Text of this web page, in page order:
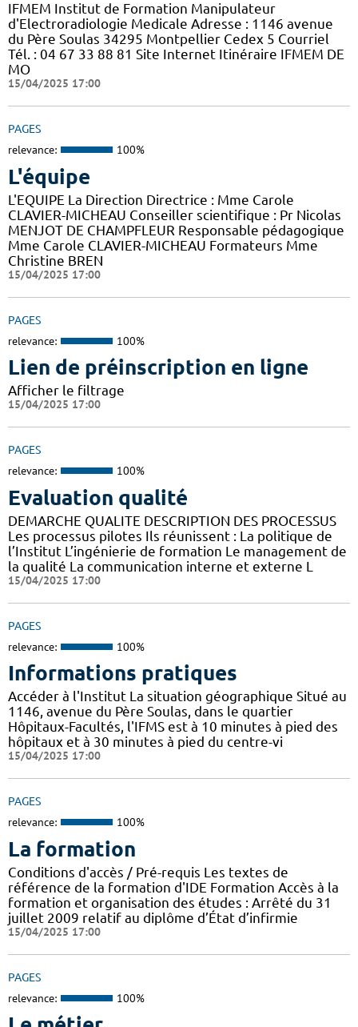
IFMEM Institut de Formation Manipulateur
d'Electroradiologie Medicale Adresse : 1146 avenue
du Père Soulas 34295 Montpellier Cedex 5 Courriel
Tél. : 04 67 33 88 81 Site Internet Itinéraire IFMEM DE
MO
15/04/2025 17:00
PAGES
relevance: 100%
L'équipe
L'EQUIPE La Direction Directrice : Mme Carole
CLAVIER-MICHEAU Conseiller scientifique : Pr Nicolas
MENJOT DE CHAMPFLEUR Responsable pédagogique
Mme Carole CLAVIER-MICHEAU Formateurs Mme
Christine BREN
15/04/2025 17:00
PAGES
relevance: 100%
Lien de préinscription en ligne
Afficher le filtrage
15/04/2025 17:00
PAGES
relevance: 100%
Evaluation qualité
DEMARCHE QUALITE DESCRIPTION DES PROCESSUS
Les processus pilotes Ils réunissent : La politique de
l’Institut L’ingénierie de formation Le management de
la qualité La communication interne et externe L
15/04/2025 17:00
PAGES
relevance: 100%
Informations pratiques
Accéder à l'Institut La situation géographique Situé au
1146, avenue du Père Soulas, dans le quartier
Hôpitaux-Facultés, l'IFMS est à 10 minutes à pied des
hôpitaux et à 30 minutes à pied du centre-vi
15/04/2025 17:00
PAGES
relevance: 100%
La formation
Conditions d'accès / Pré-requis Les textes de
référence de la formation d'IDE Formation Accès à la
formation et organisation des études : Arrêté du 31
juillet 2009 relatif au diplôme d’État d’infirmie
15/04/2025 17:00
PAGES
relevance: 100%